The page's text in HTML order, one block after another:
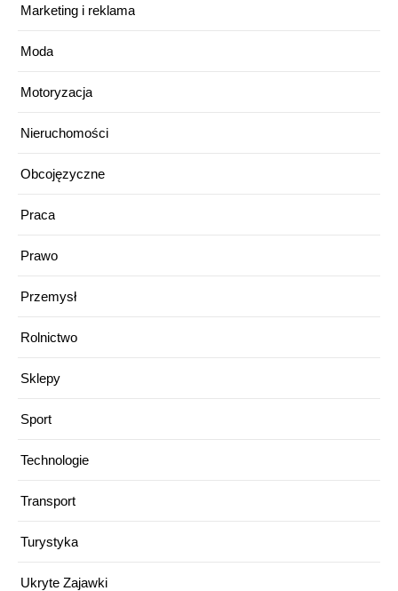
Marketing i reklama
Moda
Motoryzacja
Nieruchomości
Obcojęzyczne
Praca
Prawo
Przemysł
Rolnictwo
Sklepy
Sport
Technologie
Transport
Turystyka
Ukryte Zajawki